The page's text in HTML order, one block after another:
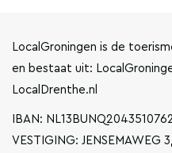
LocalGroningen is de
en bestaat uit:
LocalDrenthe.nl
IBAN:
VESTIGING: JENSEMAWEG